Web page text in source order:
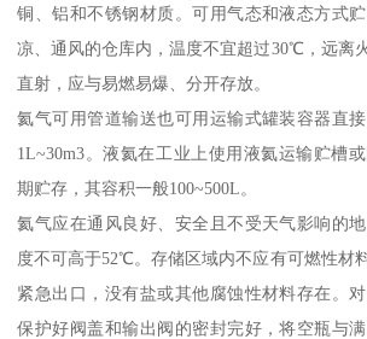
铜、铝和不锈钢材质。可用气态和液态方式
凉、通风的仓库内，温度不宜超过30℃，远离
直射，应与易燃易爆、分开存放。
氦气可用管道输送也可用运输式罐装容器直
1L~30m3。液氦在工业上使用液氦运输贮槽
期贮存，其容积一般100~500L。
氦气应在通风良好、安全且不受天气影响的
度不可高于52℃。存储区域内不应有可燃性材
紧急出口，没有盐或其他腐蚀性材料存在。
保护好阀盖和输出阀的密封完好，将空瓶与